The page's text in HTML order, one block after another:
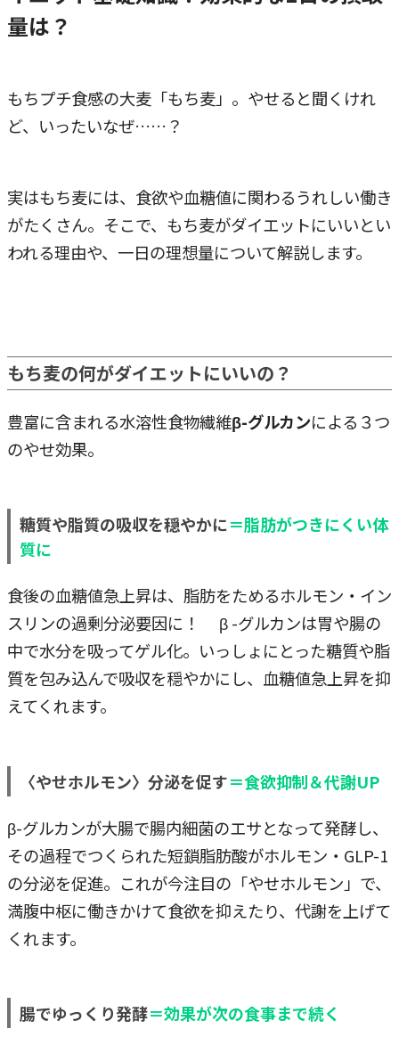
量は？
もちプチ食感の大麦「もち麦」。やせると聞くけれ
ど、いったいなぜ……？
実はもち麦には、食欲や血糖値に関わるうれしい働き
がたくさん。そこで、もち麦がダイエットにいいとい
われる理由や、一日の理想量について解説します。
もち麦の何がダイエットにいいの？
豊富に含まれる水溶性食物繊維β-グルカンによる３つ
のやせ効果。
糖質や脂質の吸収を穏やかに＝脂肪がつきにくい体
質に
食後の血糖値急上昇は、脂肪をためるホルモン・イン
スリンの過剰分泌要因に！ β -グルカンは胃や腸の
中で水分を吸ってゲル化。いっしょにとった糖質や脂
質を包み込んで吸収を穏やかにし、血糖値急上昇を抑
えてくれます。
〈やせホルモン〉分泌を促す＝食欲抑制＆代謝UP
β-グルカンが大腸で腸内細菌のエサとなって発酵し、
その過程でつくられた短鎖脂肪酸がホルモン・GLP-1
の分泌を促進。これが今注目の「やせホルモン」で、
満腹中枢に働きかけて食欲を抑えたり、代謝を上げて
くれます。
腸でゆっくり発酵＝効果が次の食事まで続く